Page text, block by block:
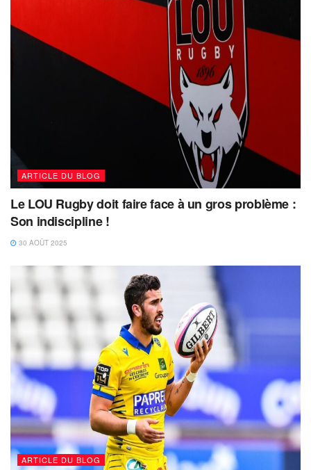
ARTICLE DU BLOG
Le LOU Rugby doit faire face à un gros problème :
Son indiscipline !
30 AOÛT 2025
ARTICLE DU BLOG